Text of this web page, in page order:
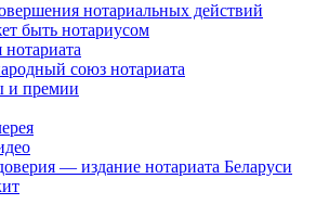
нотариальных действий
быть нотариусом
союз нотариата
и премии
— издание нотариата Беларуси